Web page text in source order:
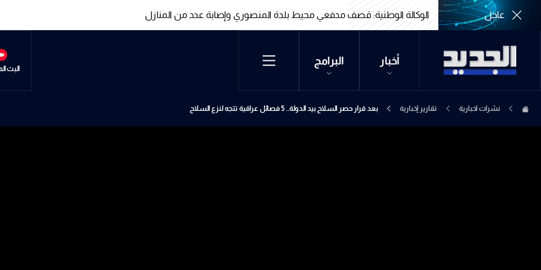
عاجل الوكالة الوطنية: قصف مدفعي محيط بلدة المنصوري وإصابة عدد من المنازل
أخبار البرامج
البث
نشرات اخبارية تقارير إخبارية بعد قرار حصر السلاح بيد الدولة.. 5 فصائل عراقية تتجه لنزع السلاح